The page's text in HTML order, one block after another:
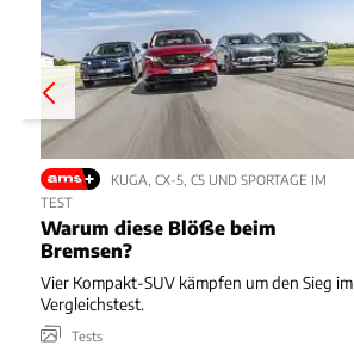
KUGA, CX-5, C5 UND SPORTAGE IM
TEST
Warum diese Blöße beim
Bremsen?
Vier Kompakt-SUV kämpfen um den Sieg im
Vergleichstest.
Tests